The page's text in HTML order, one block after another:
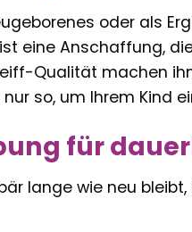
oder als
eine Anschaffung,
Qualität machen
so, um Ihrem Kind
für
lange wie neu